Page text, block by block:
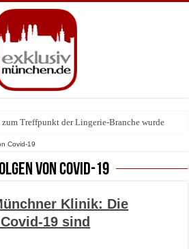
zum Treffpunkt der Lingerie-Branche wurde
Warum die rollenden Kunstwerke bis heute
Covid-19
von Covid-19
Klinik: Die
19 sind